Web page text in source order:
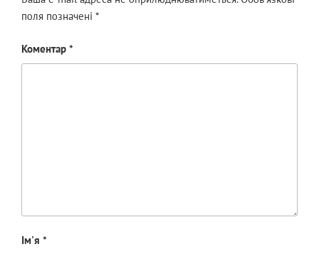
поля позначені *
Коментар *
Ім'я *